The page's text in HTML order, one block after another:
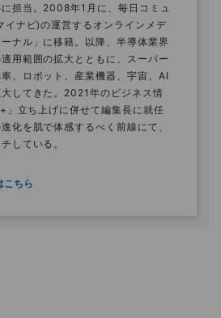
担当。2008年1月に、毎日コミュ
イナビ)の運営するオンラインメデ
ナル」に移籍。以降、半導体業界
用範囲の拡大とともに、スーパー
、ロボット、産業機器、宇宙、AI
してきた。2021年のビジネス情
」立ち上げに併せて編集長に就任
化を肌で体感するべく前線にて、
している。
こちら